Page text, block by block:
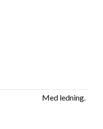
Med ledning.